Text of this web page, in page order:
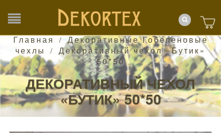
Главная /
Декоративные Гобеленовые
чехлы
/
Декоративный чехол «Бутик»
50*50
ДЕКОРАТИВНЫЙ ЧЕХОЛ
«БУТИК» 50*50